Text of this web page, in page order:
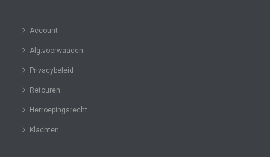
Account
Alg.voorwaaden
Privacybeleid
Retouren
Herroepingsrecht
Klachten